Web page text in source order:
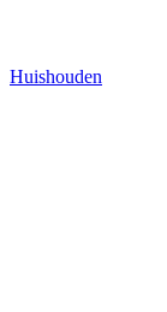
Huishouden